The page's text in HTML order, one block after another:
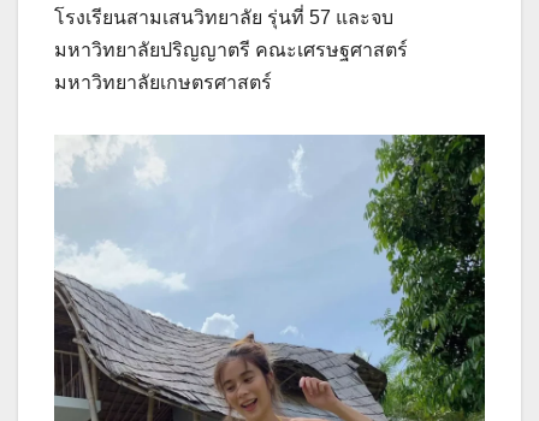
โรงเรียนสามเสนวิทยาลัย รุ่นที่ 57 และจบ
มหาวิทยาลัยปริญญาตรี คณะเศรษฐศาสตร์
มหาวิทยาลัยเกษตรศาสตร์